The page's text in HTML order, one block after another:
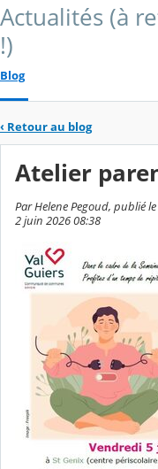
Actualités (à
!)
Blog
‹ Retour au blog
Atelier
Par Helene Pegoud, publié
2 juin 2026 08:38